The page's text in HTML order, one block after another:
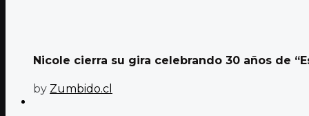
Nicole cierra su gira celebrando 30 años de
by Zumbido.cl